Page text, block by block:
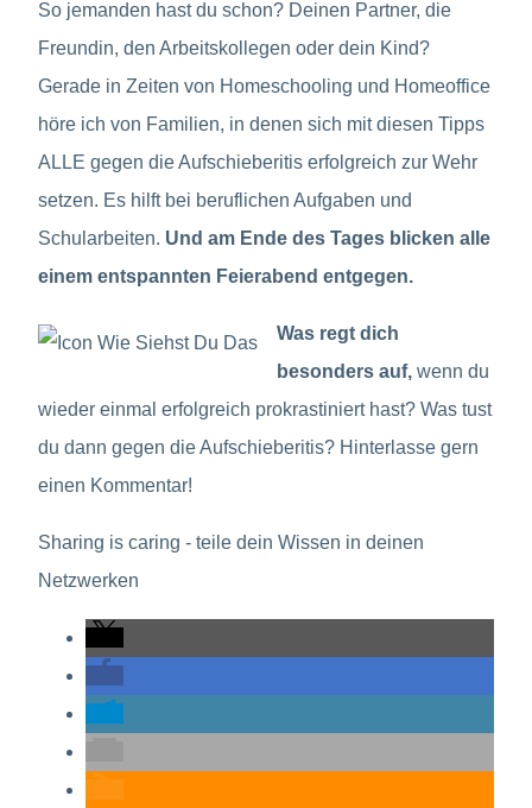
So jemanden hast du schon? Deinen Partner, die
Freundin, den Arbeitskollegen oder dein Kind?
Gerade in Zeiten von Homeschooling und Homeoffice
höre ich von Familien, in denen sich mit diesen Tipps
ALLE gegen die Aufschieberitis erfolgreich zur Wehr
setzen. Es hilft bei beruflichen Aufgaben und
Schularbeiten. Und am Ende des Tages blicken alle
einem entspannten Feierabend entgegen.
Was regt dich
besonders auf, wenn du
wieder einmal erfolgreich prokrastiniert hast? Was tust
du dann gegen die Aufschieberitis? Hinterlasse gern
einen Kommentar!
Sharing is caring - teile dein Wissen in deinen
Netzwerken